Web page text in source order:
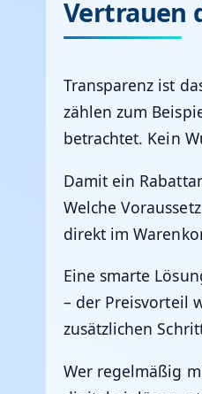
Vertrauen
Transparenz ist
zählen zum
betrachtet. Kein
Damit ein
Welche
direkt im
Eine smarte
– der Preisvorteil
zusätzlichen
Wer regelmäßig